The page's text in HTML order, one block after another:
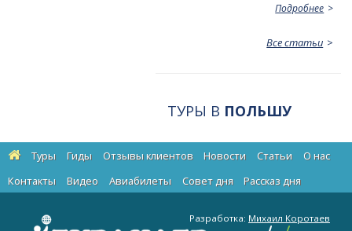
Подробнее
Все статьи
ТУРЫ В ПОЛЬШУ
Туры Гиды Отзывы клиентов Новости Статьи
О нас
Контакты
Видео Авиабилеты Cовет дня Рассказ дня
Разработка: Михаил Коротаев